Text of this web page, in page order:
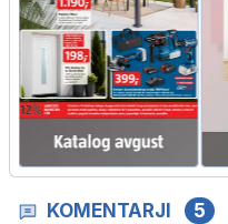
KOMENTARJI 5